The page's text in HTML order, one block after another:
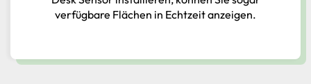
verfügbare Flächen in Echtzeit anzeigen.